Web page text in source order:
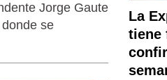
Jorge Gaute
se
La
tiene